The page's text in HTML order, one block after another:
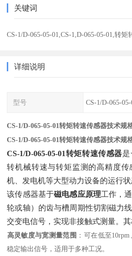
关键词
CS-1/D-065-05-01,CS-1,D-065-05-01,转矩
详细说明
型号 CS-1/D-065-05-
CS-1/D-065-05-01转矩转速传感器技术规
CS-1/D-065-05-01转矩转速传感器技术规
CS-1/D-065-05-01转矩转速传感器
转机械转速与转矩监测的高精度
机、发电机等大型动力设备的运行状
该传感器基于‌磁电感应原理工作，
轮或轴）的齿与槽周期性切割磁力
交变电信号，实现非接触式测量。其
高灵敏度与宽测量范围 ：可在低至
稳定输出信号，适用于多种工况。